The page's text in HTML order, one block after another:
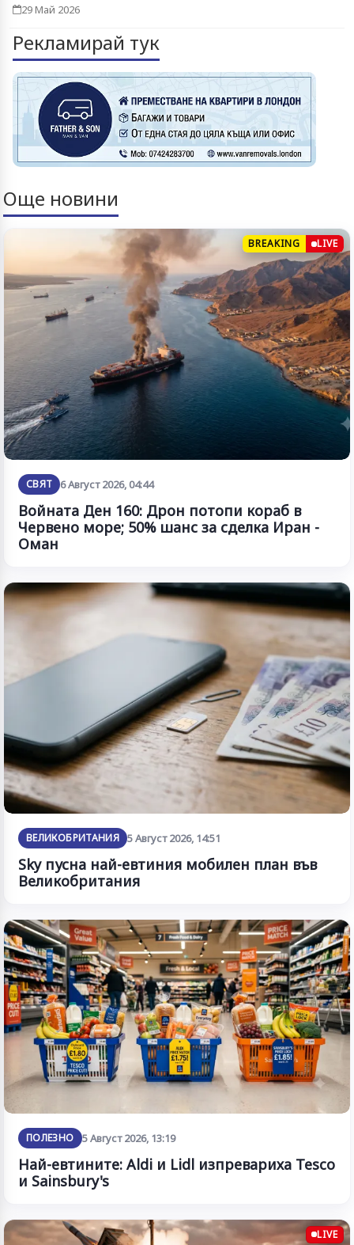
29 Май 2026
Рекламирай тук
Още новини
BREAKING LIVE
СВЯТ 6 Август 2026, 04:44
Войната Ден 160: Дрон потопи кораб в
Червено море; 50% шанс за сделка Иран -
Оман
ВЕЛИКОБРИТАНИЯ 5 Август 2026, 14:51
Sky пусна най-евтиния мобилен план във
Великобритания
ПОЛЕЗНО 5 Август 2026, 13:19
Най-евтините: Aldi и Lidl изпревариха Tesco
и Sainsbury's
LIVE